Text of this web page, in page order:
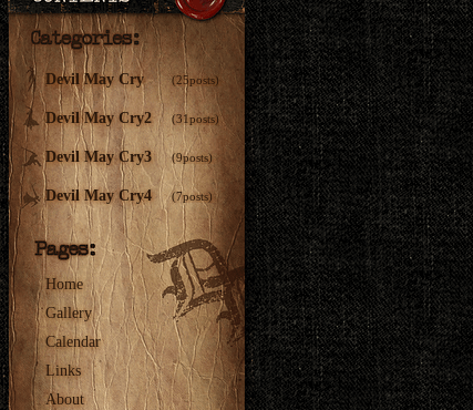
Devil May Cry (25posts)
Devil May Cry2 (31posts)
Devil May Cry3 (9posts)
Devil May Cry4 (7posts)
Home
Gallery
Calendar
Links
About